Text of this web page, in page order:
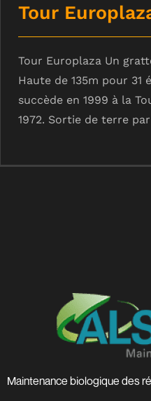
Tour
Tour Europlaza Un
Haute de 135m pour 31
succède en 1999 à la
1972. Sortie de terre par
Maintenance biologique des